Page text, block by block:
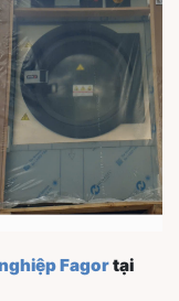
Fagortại